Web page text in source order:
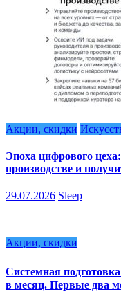
Акции, скидки
Эпоха цифрового
производстве и
29.07.2026 Sleep
Акции, скидки
Системная
в месяц. Первые два